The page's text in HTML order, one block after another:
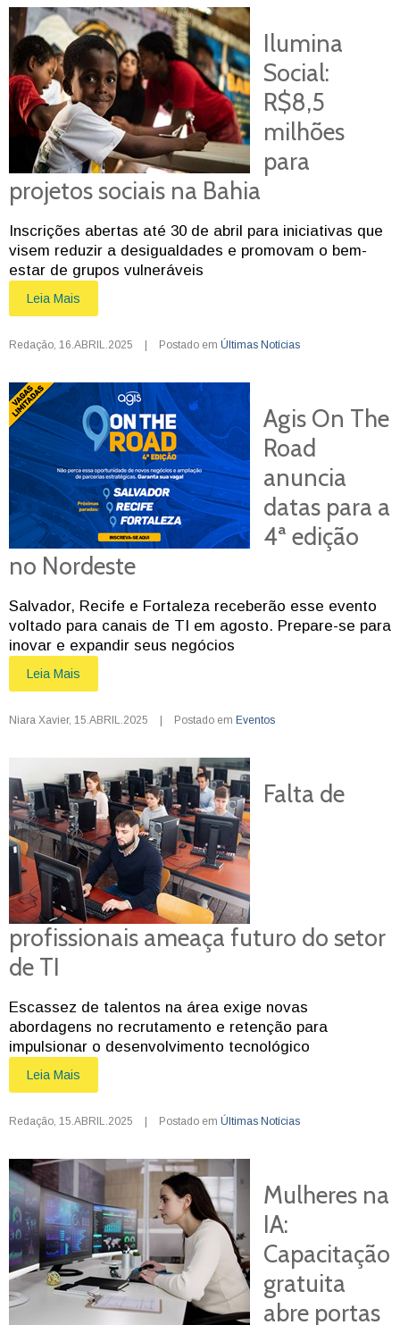
Ilumina
Social:
R$8,5
milhões
para
projetos sociais na Bahia
Inscrições abertas até 30 de abril para iniciativas que
visem reduzir a desigualdades e promovam o bem-
estar de grupos vulneráveis
Leia Mais
Redação 16.ABRIL.2025 | Postado em Últimas Notícias
Agis On The
Road
anuncia
datas para a
4ª edição
no Nordeste
Salvador, Recife e Fortaleza receberão esse evento
voltado para canais de TI em agosto. Prepare-se para
inovar e expandir seus negócios
Leia Mais
Niara Xavier, 15.ABRIL.2025 | Postado em Eventos
Falta de
profissionais ameaça futuro do setor
de TI
Escassez de talentos na área exige novas
abordagens no recrutamento e retenção para
impulsionar o desenvolvimento tecnológico
Leia Mais
Redação 15.ABRIL.2025 | Postado em Últimas Notícias
Mulheres na
IA:
Capacitação
gratuita
abre portas